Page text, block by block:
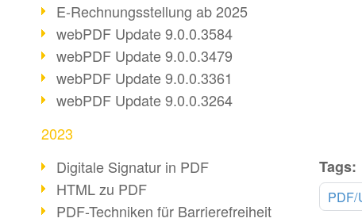
E-Rechnungsstellung ab 2025
webPDF Update 9.0.0.3584
webPDF Update 9.0.0.3479
webPDF Update 9.0.0.3361
webPDF Update 9.0.0.3264
2023
Digitale Signatur in PDF
HTML zu PDF
PDF-Techniken für Barrierefreiheit
Tags:
PDF/